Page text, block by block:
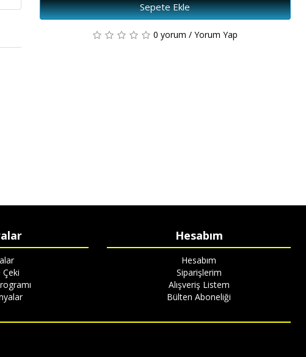
Sepete Ekle
0 yorum /Yorum Yap
Çeki
Hesabım
Hesabım
Siparişlerim
Alışveriş Listem
Bülten Aboneliği